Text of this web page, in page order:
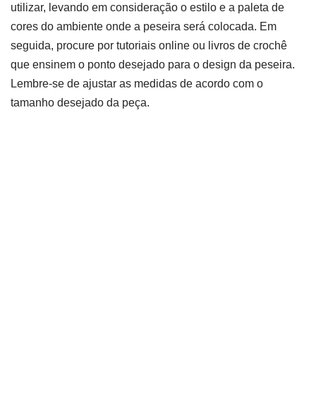
utilizar, levando em consideração o estilo e a paleta de
cores do ambiente onde a peseira será colocada. Em
seguida, procure por tutoriais online ou livros de crochê
que ensinem o ponto desejado para o design da peseira.
Lembre-se de ajustar as medidas de acordo com o
tamanho desejado da peça.